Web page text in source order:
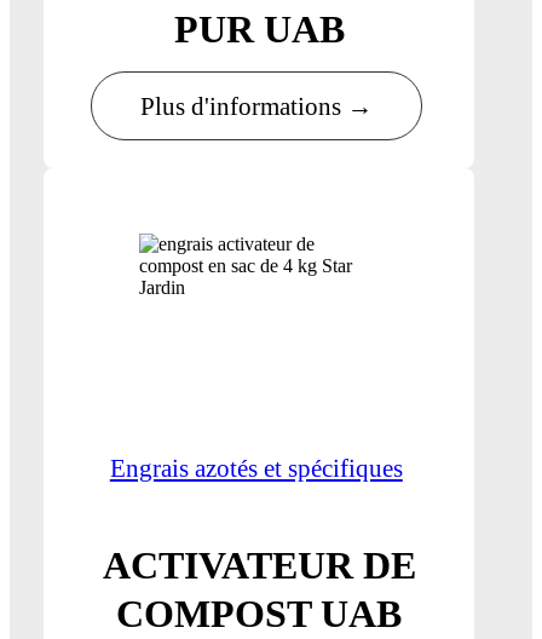
PUR UAB
Plus d'informations →
Engrais azotés et spécifiques
ACTIVATEUR DE
COMPOST UAB